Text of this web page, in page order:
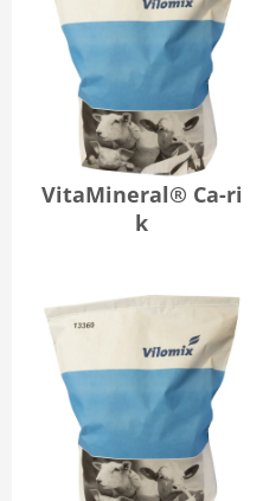
VitaMineral® Ca-ri
k